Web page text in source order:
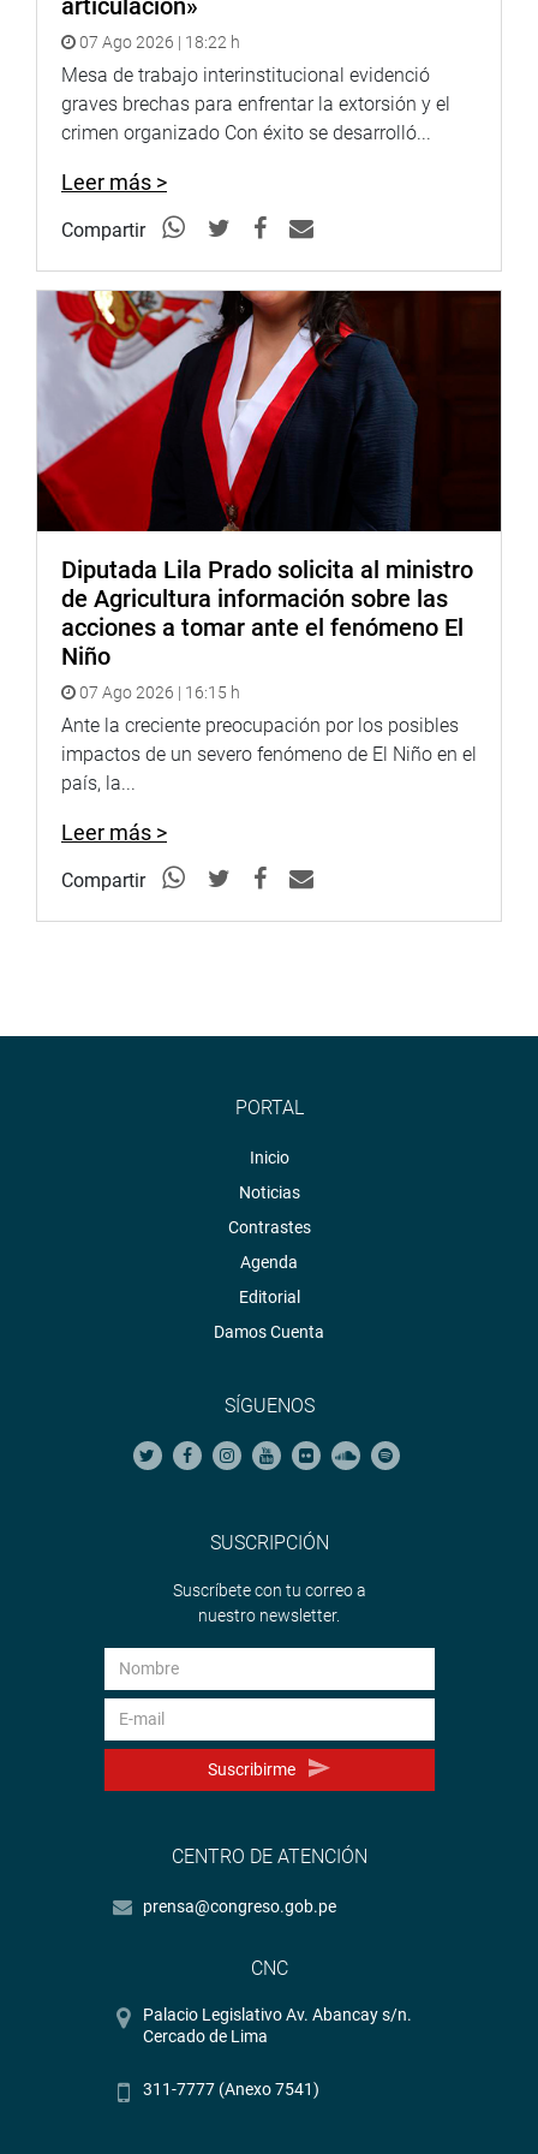
articulación»
07 Ago 2026 | 18:22 h
Mesa de trabajo interinstitucional evidenció
graves brechas para enfrentar la extorsión y el
crimen organizado Con éxito se desarrolló...
Leer más >
Compartir
Diputada Lila Prado solicita al ministro
de Agricultura información sobre las
acciones a tomar ante el fenómeno El
Niño
07 Ago 2026 | 16:15 h
Ante la creciente preocupación por los posibles
impactos de un severo fenómeno de El Niño en el
país, la...
Leer más >
Compartir
PORTAL
Inicio
Noticias
Contrastes
Agenda
Editorial
Damos Cuenta
SÍGUENOS
SUSCRIPCIÓN
Suscríbete con tu correo a
nuestro newsletter.
Suscribirme
CENTRO DE ATENCIÓN
prensa@congreso.gob.pe
CNC
Palacio Legislativo Av. Abancay s/n.
Cercado de Lima
311-7777 (Anexo 7541)